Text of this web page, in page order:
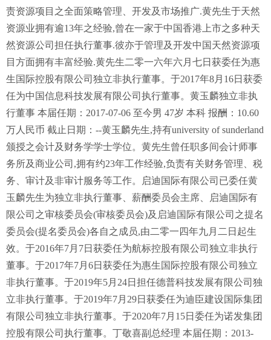
责资源项目之全面策略管理、开发及市场推广.黄先生于天然
资源业拥有逾13年之经验,曾在一家于中国香港上市之多种天
然资源公司担任执行董事.彼亦于管理及开发中国天然资源项
目方面拥有丰富经验.黄先生二零一六年六月七日获委任为惠
生国际控股有限公司独立非执行董事。于2017年8月16日获委
任为中国信息科技发展有限公司执行董事。黄玉麟独立非执
行董事 本届任期：2017-07-06 至今男 47岁 本科 报酬：10.60
万人民币 截止日期：--黄玉麟先生,持有university of sunderland
颁授之会计及财务学学士学位。黄先生曾任职多间会计师事
务所及商业公司,拥有约23年工作经验,负责有关财务管理、税
务、审计及非审计服务等工作。启迪国际有限公司已委任黄
玉麟先生为独立非执行董事、薪酬委员会主席、启迪国际有
限公司之审核委员会(审核委员会)及启迪国际有限公司之提名
委员会(提名委员会)各自之成员,由二零一四年九月二日起生
效。于2016年7月7日获委任为航标控股有限公司独立非执行
董事。于2017年7月6日获委任为惠生国际控股有限公司独立
非执行董事。于2019年5月24日担任德普科技发展有限公司独
立非执行董事。于2019年7月29日获委任为迪臣建设国际集团
有限公司独立非执行董事。于2020年7月15日委任为诺发集团
控股有限公司执行董事。丁敬喜副总经理 本届任期：2013-